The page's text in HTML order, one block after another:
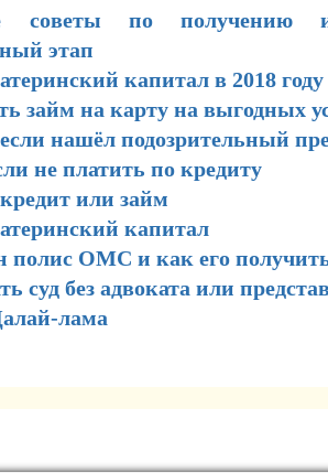
советы по получению
этап
капитал в 2018 году
займ на карту на выгодных
нашёл подозрительный
не платить по кредиту
или займ
капитал
полис ОМС и как его
суд без адвоката или
лама